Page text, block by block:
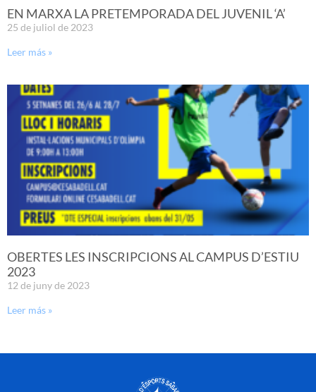
EN MARXA LA PRETEMPORADA DEL JUVENIL ‘A’
25 de juliol de 2023
Leer más »
OBERTES LES INSCRIPCIONS AL CAMPUS D’ESTIU
2023
12 de juny de 2023
Leer más »